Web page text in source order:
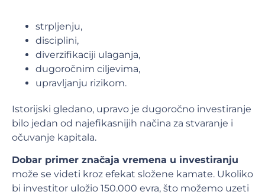
strpljenju,
disciplini,
diverzifikaciji ulaganja,
dugoročnim ciljevima,
upravljanju rizikom.
Istorijski gledano, upravo je dugoročno investiranje
bilo jedan od najefikasnijih načina za stvaranje i
očuvanje kapitala.
Dobar primer značaja vremena u investiranju
može se videti kroz efekat složene kamate. Ukoliko
bi investitor uložio 150.000 evra, što možemo uzeti